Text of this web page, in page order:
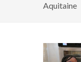
Aquitaine